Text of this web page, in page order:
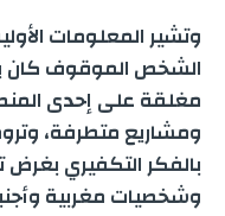
وتشير المعلومات
الشخص الموقوف كان
مغلقة على إحدى
ومشاريع متطرفة،
بالفكر التكفيري بغرض
وشخصيات مغربية